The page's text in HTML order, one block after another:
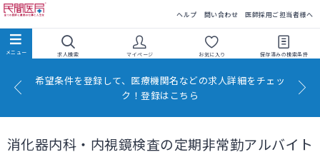
ヘルプ 問い合わせ 医師採用ご担当者様へ
求人検索 マイページ お気に入り 保存済みの検索条件
希望条件を登録して、医療機関名などの求人詳細をチェッ
ク！登録はこちら
消化器内科・内視鏡検査の定期非常勤アルバイト